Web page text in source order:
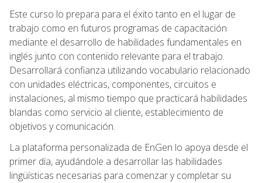
Este curso lo prepara para el éxito tanto en el lugar de
trabajo como en futuros programas de capacitación
mediante el desarrollo de habilidades fundamentales en
inglés junto con contenido relevante para el trabajo.
Desarrollará confianza utilizando vocabulario relacionado
con unidades eléctricas, componentes, circuitos e
instalaciones, al mismo tiempo que practicará habilidades
blandas como servicio al cliente, establecimiento de
objetivos y comunicación.
La plataforma personalizada de EnGen lo apoya desde el
primer día, ayudándole a desarrollar las habilidades
lingüísticas necesarias para comenzar y completar su